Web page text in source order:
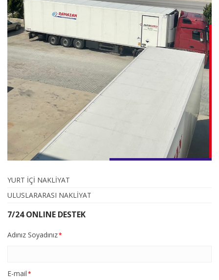
YURT İÇİ NAKLİYAT
ULUSLARARASI NAKLİYAT
7/24 ONLINE DESTEK
Adınız Soyadınız*
E-mail*